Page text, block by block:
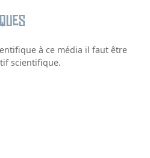
à ce média il faut être
scientifique.